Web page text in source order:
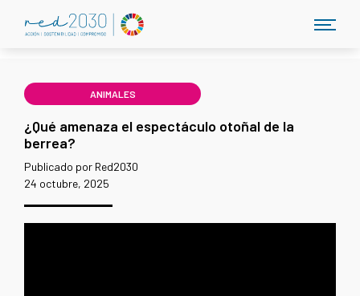
ANIMALES
¿Qué amenaza el espectáculo otoñal de la
berrea?
Publicado por Red2030
24 octubre, 2025